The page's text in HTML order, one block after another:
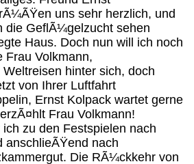
uns sehr herzlich, und
die GeflÃ¼gelzucht sehen
Haus. Doch nun will ich noch
Frau Volkmann,
hinter sich, doch
von Ihrer Luftfahrt
Ernst Kolpack wartet gerne
Frau Volkmann!
zu den Festspielen nach
anschlieÃŸend nach
Die RÃ¼ckkehr von